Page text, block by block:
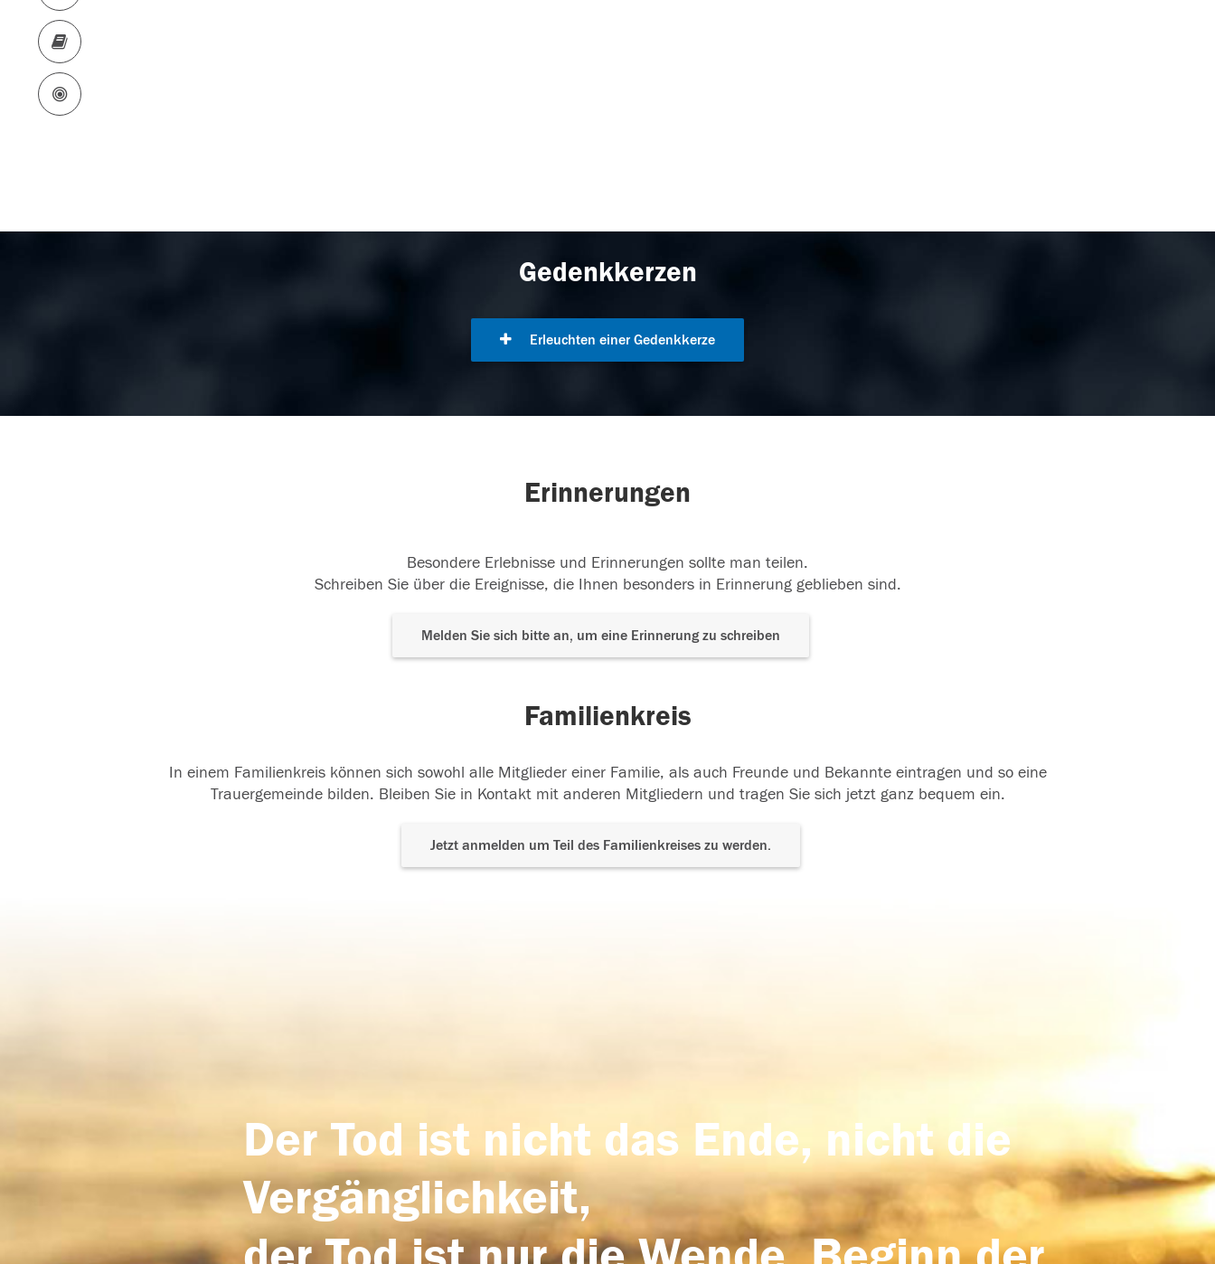
Gedenkkerzen
Erleuchten einer Gedenkkerze
Erinnerungen
Besondere Erlebnisse und Erinnerungen sollte man teilen.
Schreiben Sie über die Ereignisse, die Ihnen besonders in Erinnerung geblieben sind.
Melden Sie sich bitte an, um eine Erinnerung zu schreiben
Familienkreis
In einem Familienkreis können sich sowohl alle Mitglieder einer Familie, als auch Freunde und Bekannte eintragen und so eine
Trauergemeinde bilden. Bleiben Sie in Kontakt mit anderen Mitgliedern und tragen Sie sich jetzt ganz bequem ein.
Jetzt anmelden um Teil des Familienkreises zu werden.
Der Tod ist nicht das Ende, nicht die
Vergänglichkeit,